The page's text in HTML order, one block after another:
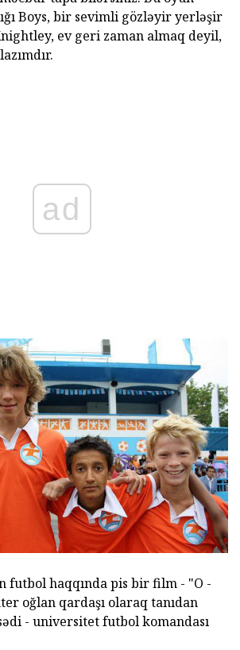
Boys, bir sevimli gözləyir yerləşir
ev geri zaman almaq deyil,
ad
futbol haqqında pis bir film - "O -
oğlan qardaşı olaraq tanıdan
- universitet futbol komandası